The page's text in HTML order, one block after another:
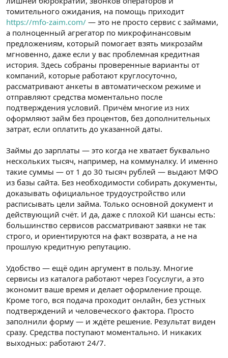
n
томительного ожидания, на помощь приходит
https://mfo-zaim.com/ — это не просто сервис с займами,
а полноценный агрегатор по микрофинансовым
предложениям, который помогает взять микрозайм
мгновенно, даже если у вас проблемная кредитная
история. Здесь собраны проверенные варианты от
компаний, которые работают круглосуточно,
рассматривают анкеты в автоматическом режиме и
отправляют средства моментально после
подтверждения условий. Причём многие из них
оформляют займ без процентов, без дополнительных
затрат, если оплатить до указанной даты.
Займы до зарплаты — это когда не хватает буквально
нескольких тысяч, например, на коммуналку. И именно
такие суммы — от 1 до 30 тысяч рублей — выдают МФО
из базы сайта. Без необходимости собирать документы,
доказывать официальное трудоустройство или
расписывать цели займа. Только основной документ и
действующий счёт. И да, даже с плохой КИ шансы есть:
большинство сервисов рассматривают заявки не так
строго, и ориентируются на факт возврата, а не на
прошлую кредитную репутацию.
Удобство — ещё один аргумент в пользу. Многие
сервисы из каталога работают через Госуслуги, а это
экономит ваше время и делает оформление проще.
Кроме того, вся подача проходит онлайн, без устных
подтверждений и человеческого фактора. Просто
заполнили форму — и ждёте решение. Результат виден
сразу. Средства поступают моментально. И никаких
выходных: работают 24/7.